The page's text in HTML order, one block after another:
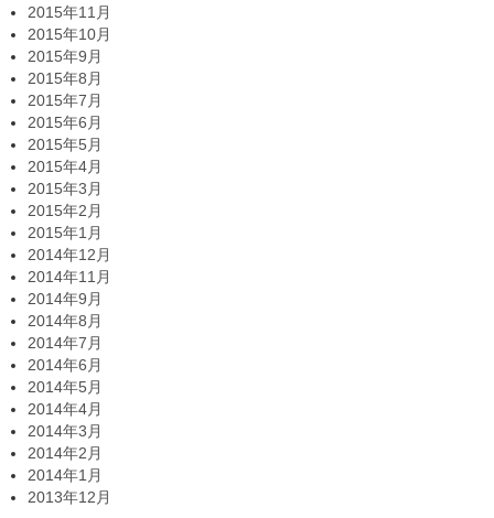
2015年11月
2015年10月
2015年9月
2015年8月
2015年7月
2015年6月
2015年5月
2015年4月
2015年3月
2015年2月
2015年1月
2014年12月
2014年11月
2014年9月
2014年8月
2014年7月
2014年6月
2014年5月
2014年4月
2014年3月
2014年2月
2014年1月
2013年12月